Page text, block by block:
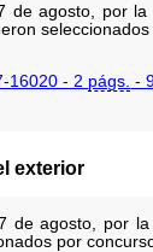
de agosto, por
16020 - 2 págs. -
exterior
de agosto, por
por